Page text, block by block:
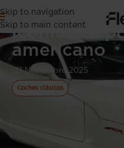
Skip to navigation
Skip to main content
Coche
icónico
americano
21 Noviembre 2025
Coches clásicos